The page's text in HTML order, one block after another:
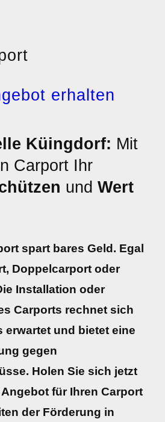
erhalten
Küingdorf: Mit
Carport Ihr
und Wert
spart bares Geld. Egal
Doppelcarport oder
Installation oder
Carports rechnet sich
erwartet und bietet eine
gegen
Holen Sie sich jetzt
für Ihren Carport
der Förderung in